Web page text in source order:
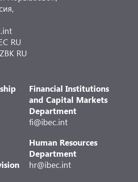
RU
RU
Financial Institutions
and Capital Markets
Department
fi@ibec.int
Human Resources
Department
hr@ibec.int